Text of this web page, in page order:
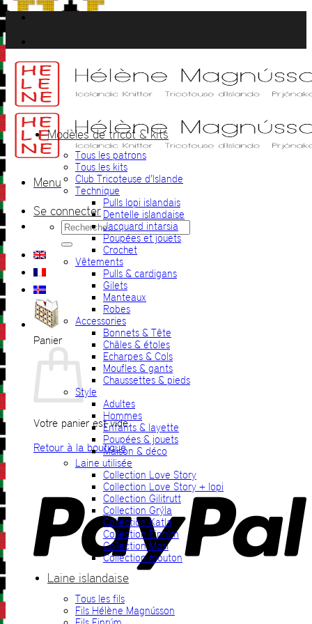
Passer
au
contenu
Menu
Se connecter
Recherche
pour :
Panier
Votre panier est vide.
Retour à la boutique
Modèles de tricot & kits
Tous les patrons
Tous les kits
Club Tricoteuse d’Islande
Technique
Pulls lopi islandais
Dentelle islandaise
Jacquard intarsia
Poupées et jouets
Crochet
Vêtements
Pulls & cardigans
Gilets
Manteaux
Robes
Accessories
Bonnets & Tête
Châles & étoles
Echarpes & Cols
Moufles & gants
Chaussettes & pieds
Style
Adultes
Hommes
Enfants & layette
Poupées & jouets
Maison & déco
Laine utilisée
Collection Love Story
Collection Love Story + lopi
Collection Gilitrutt
Collection Grýla
Collection Katla
Collection Einrúm
Collection Mosi
Collection mouton
Laine islandaise
Tous les fils
Fils Hélène Magnússon